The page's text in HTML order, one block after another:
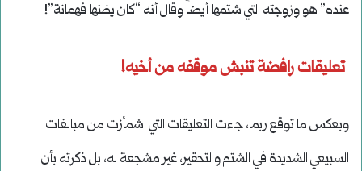
عنده” هو وزوجته التي شتمها أيضاً وقال أنه “كان يظنها فهمانة”!
تعليقات رافضة تنبش موقفه من أخيه!
وبعكس ما توقع ربما، جاءت التعليقات التي اشمأزت من مبالغات
السبيعي الشديدة في الشتم والتحقير، غير مشجعة له، بل ذكرته بأن